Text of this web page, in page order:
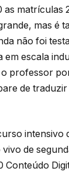
as matrículas
mas é
não foi
em escala
professor
de
intensivo
de
Conteúdo